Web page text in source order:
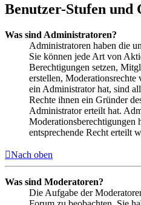
Benutzer-Stufen und
Was sind Administratoren?
Administratoren haben die
Sie können jede Art von
Berechtigungen setzen,
erstellen, Moderationsrechte
ein Administrator hat, sind
Rechte ihnen ein Gründer
Administrator erteilt hat.
Moderationsberechtigungen
entsprechende Recht erteilt
Nach oben
Was sind Moderatoren?
Die Aufgabe der